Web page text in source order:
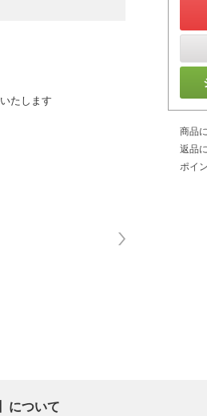
たします
商品
返品
ポイ
について